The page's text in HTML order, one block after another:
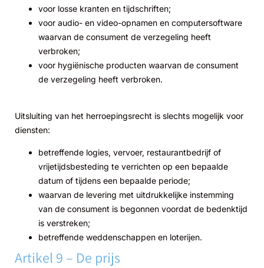
voor losse kranten en tijdschriften;
voor audio- en video-opnamen en computersoftware
waarvan de consument de verzegeling heeft
verbroken;
voor hygiënische producten waarvan de consument
de verzegeling heeft verbroken.
Uitsluiting van het herroepingsrecht is slechts mogelijk voor
diensten:
betreffende logies, vervoer, restaurantbedrijf of
vrijetijdsbesteding te verrichten op een bepaalde
datum of tijdens een bepaalde periode;
waarvan de levering met uitdrukkelijke instemming
van de consument is begonnen voordat de bedenktijd
is verstreken;
betreffende weddenschappen en loterijen.
Artikel 9 – De prijs